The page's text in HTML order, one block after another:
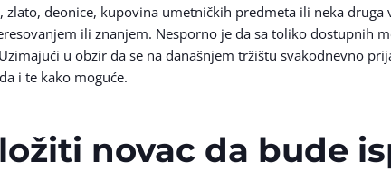
deonice, kupovina umetničkih predmeta ili neka
ili znanjem. Nesporno je da sa toliko dostupnih
u obzir da se na današnjem tržištu svakodnevno
i te kako moguće.
novac da bude